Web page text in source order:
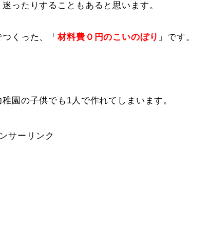
ったりすることもあると思います。
くった、「材料費０円のこいのぼり 」です。
園の子供でも1人で作れてしまいます。
サーリンク